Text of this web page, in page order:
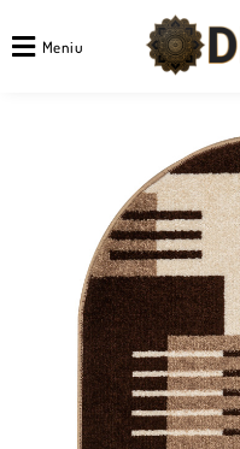
Meniu